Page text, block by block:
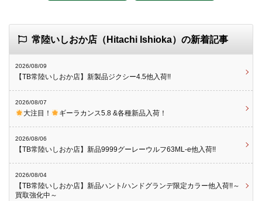
常陸いしおか店（Hitachi Ishioka）の新着記事
2026/08/09
【TB常陸いしおか店】新製品ジクシー4.5他入荷!!
2026/08/07
大注目！ ギーラカンス5.8 &各種新品入荷！
2026/08/06
【TB常陸いしおか店】新品9999グーレーウルフ63ML-e他入荷!!
2026/08/04
【TB常陸いしおか店】新品ハント/ハンドグランデ限定カラー他入荷!!～
買取強化中～